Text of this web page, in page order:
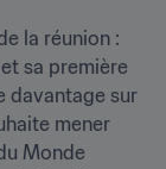
la réunion :
sa première
davantage sur
mener
Monde